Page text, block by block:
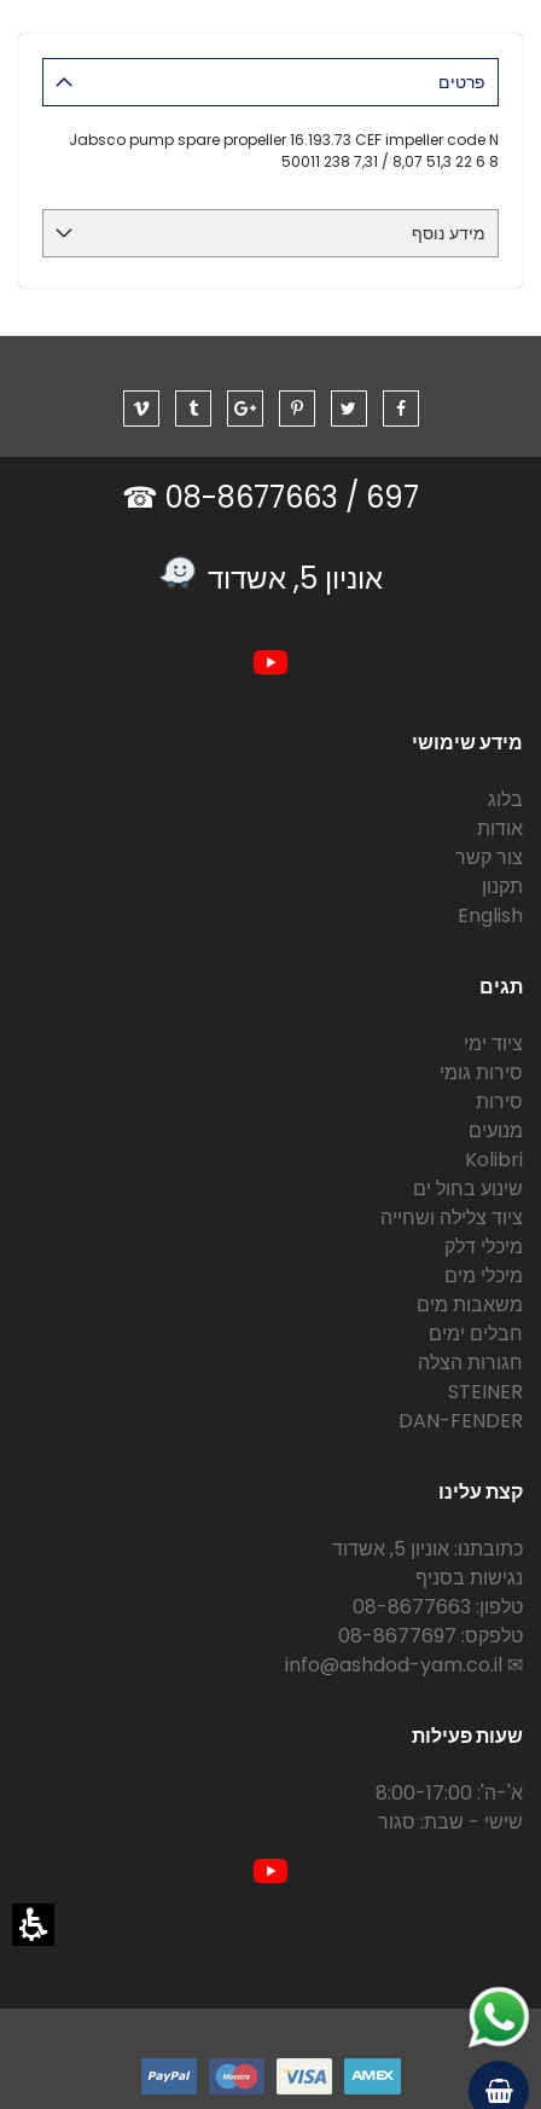
פרטים
Jabsco pump spare propeller 16.193.73 CEF impeller code N
50011 238 7,31 / 8,07 51,3 22 6 8
מידע נוסף
697 /
אוניון 5, אשדוד
מידע שימושי
בלוג
אודות
צור קשר
תקנון
English
תגים
ציוד ימי
סירות גומי
סירות
מנועים
Kolibri
שינוע בחול ים
ציוד צלילה ושחייה
מיכלי דלק
מיכלי מים
משאבות מים
חבלים ימים
חגורות הצלה
STEINER
DAN-FENDER
קצת עלינו
כתובתנו: אוניון 5, אשדוד
נגישות בסניף
טלפון: 08-8677663
טלפקס: 08-8677697
✉ info@ashdod-yam.co.il
שעות פעילות
א'-ה': 8:00-17:00
שישי - שבת: סגור